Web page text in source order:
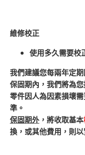
維修校正
使用多久需要校
我們建議您每兩年定期
保固期內，我們將為
零件因人為因素損壞
準。
保固期外 ，將收取基本
換，或其他費用，則以